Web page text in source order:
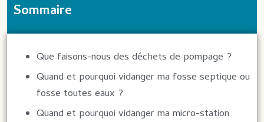
Sommaire
Que faisons-nous des déchets de pompage ?
Quand et pourquoi vidanger ma fosse septique ou
fosse toutes eaux ?
Quand et pourquoi vidanger ma micro-station